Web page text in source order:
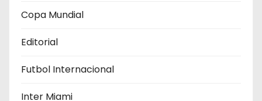
e
e
n
Copa Mundial
Editorial
Futbol Internacional
Inter Miami